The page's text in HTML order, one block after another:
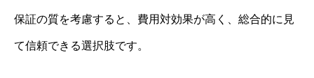
保証の質を考慮すると、費用対効果が高く、総合的に見
て信頼できる選択肢です。